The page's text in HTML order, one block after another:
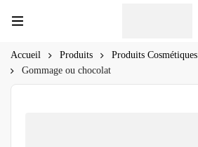
Accueil Produits
Produits Cosmétiques
Gommage ou chocolat